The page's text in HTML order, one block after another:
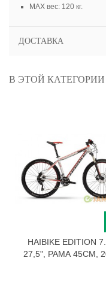
МАХ вес: 120 кг.
ДОСТАВКА
В ЭТОЙ КАТЕГОРИИ
HAIBIKE EDITION
27,5", РАМА 45СМ,